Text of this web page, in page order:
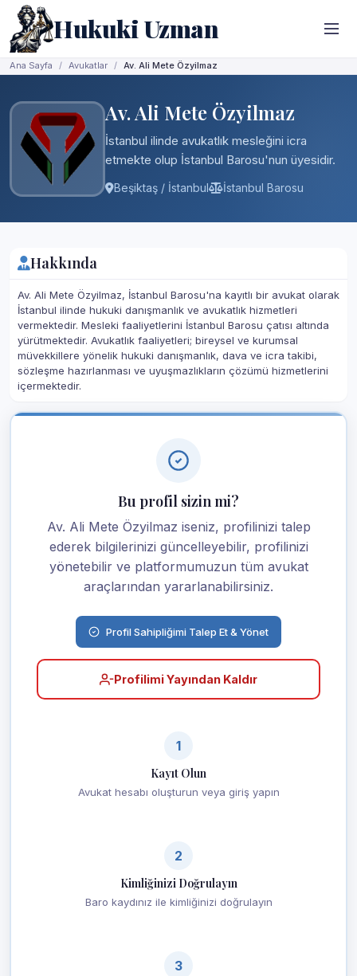
Hukuki Uzman
Ana Sayfa Avukatlar Av. Ali Mete Özyilmaz
Av. Ali Mete Özyilmaz
İstanbul ilinde avukatlık mesleğini icra
etmekte olup İstanbul Barosu'nun üyesidir.
Beşiktaş / İstanbul İstanbul Barosu
Hakkında
Av. Ali Mete Özyilmaz, İstanbul Barosu'na kayıtlı bir avukat olarak
İstanbul ilinde hukuki danışmanlık ve avukatlık hizmetleri
vermektedir. Mesleki faaliyetlerini İstanbul Barosu çatısı altında
yürütmektedir. Avukatlık faaliyetleri; bireysel ve kurumsal
müvekkillere yönelik hukuki danışmanlık, dava ve icra takibi,
sözleşme hazırlanması ve uyuşmazlıkların çözümü hizmetlerini
içermektedir.
Bu profil sizin mi?
Av. Ali Mete Özyilmaz iseniz, profilinizi talep
ederek bilgilerinizi güncelleyebilir, profilinizi
yönetebilir ve platformumuzun tüm avukat
araçlarından yararlanabilirsiniz.
Profil Sahipliğimi Talep Et & Yönet
Profilimi Yayından Kaldır
1
Kayıt Olun
Avukat hesabı oluşturun veya giriş yapın
2
Kimliğinizi Doğrulayın
Baro kaydınız ile kimliğinizi doğrulayın
3